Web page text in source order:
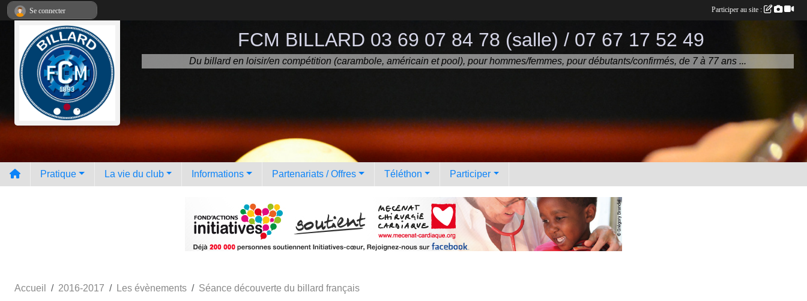
FCM BILLARD 03 69 07 84 78 (salle) / 07 67 17 52 49
Du billard en loisir/en compétition (carambole, américain et pool), pour hommes/femmes, pour débutants/confirmés, de 7 à 77 ans ...
Pratique La vie du club Informations Partenariats / Offres Téléthon Participer
Accueil 2016-2017 Les évènements Séance découverte du billard français
Se connecter Participer au site :
Panneau de gestion des cookies